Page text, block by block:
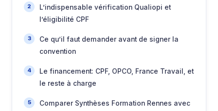
L’indispensable vérification Qualiopi et
l’éligibilité CPF
Ce qu’il faut demander avant de signer la
convention
Le financement: CPF, OPCO, France Travail, et
le reste à charge
Comparer Synthèses Formation Rennes avec